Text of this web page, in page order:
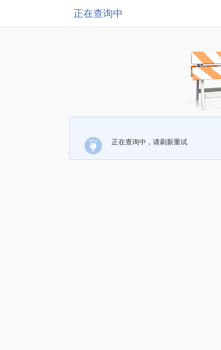
正在查询中
正在查询中，请刷新重试